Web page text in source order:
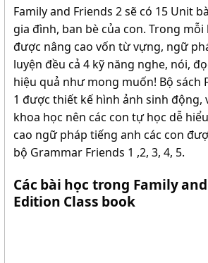
Family and Friends 2 sẽ có 15 Unit
gia đình, ban bè của con. Trong mỗi
được nâng cao vốn từ vựng, ngữ
luyện đều cả 4 kỹ năng nghe, nói,
hiệu quả như mong muốn! Bộ sách
1 được thiết kế hình ảnh sinh động,
khoa học nên các con tự học dễ
cao ngữ pháp tiếng anh các con
bộ Grammar Friends 1 ,2, 3, 4, 5.
Các bài học trong Family
Edition Class book